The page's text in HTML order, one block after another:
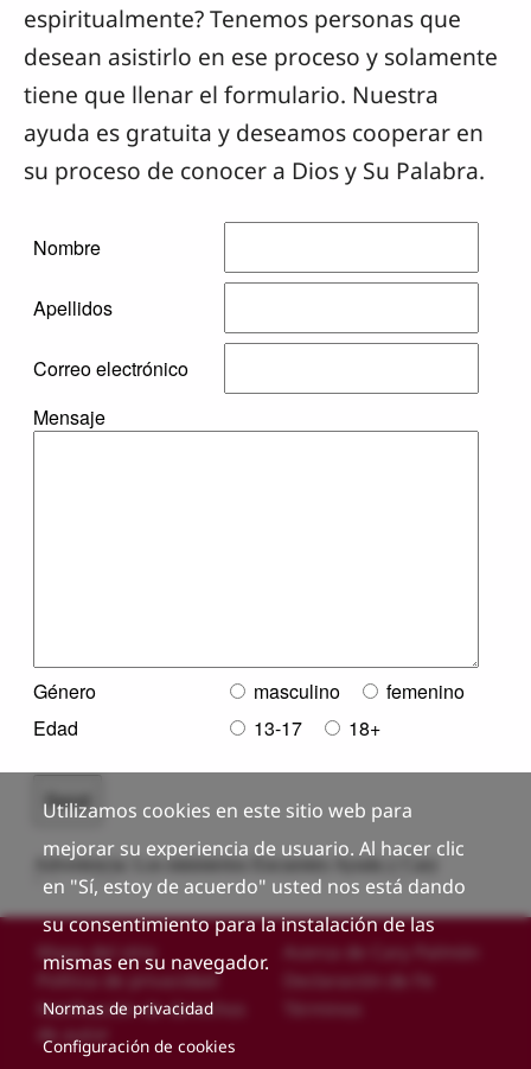
espiritualmente? Tenemos personas que
desean asistirlo en ese proceso y solamente
tiene que llenar el formulario. Nuestra
ayuda es gratuita y deseamos cooperar en
su proceso de conocer a Dios y Su Palabra.
Custom footer
Mapa del sitio
Política de privacidad
Notificación de derechos
de autor
Acerca de Cary Palmón
Declaración de Fe
Utilizamos cookies en este sitio web para
mejorar su experiencia de usuario. Al hacer clic
en "Sí, estoy de acuerdo" usted nos está dando
su consentimiento para la instalación de las
mismas en su navegador.
Normas de privacidad
Configuración de cookies